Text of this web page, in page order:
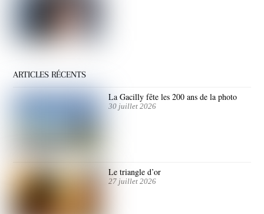
ARTICLES RÉCENTS
La Gacilly fête les 200 ans de la photo
30 juillet 2026
Le triangle d’or
27 juillet 2026